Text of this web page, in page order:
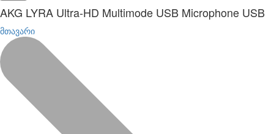
AKG LYRA Ultra-HD Multimode USB Microphone USB
მთავარი